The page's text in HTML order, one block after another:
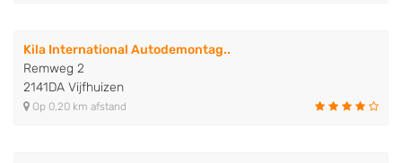
Kila International Autodemontag..
Remweg 2
2141DA Vijfhuizen
Op 0,20 km afstand